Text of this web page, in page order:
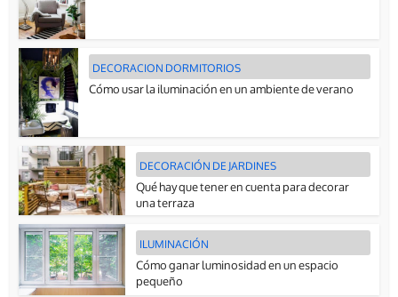
DECORACION DORMITORIOS
Cómo usar la iluminación en un ambiente de verano
DECORACIÓN DE JARDINES
Qué hay que tener en cuenta para decorar
una terraza
ILUMINACIÓN
Cómo ganar luminosidad en un espacio
pequeño